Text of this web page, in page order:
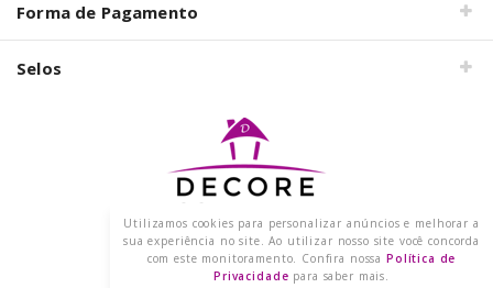
Forma de Pagamento
Selos
Razão Social: DECORE COM PAPEL LTDA
CNPJ: 15.473.249/0001-91
2021 @ Todos os direitos reservados.
Utilizamos cookies para personalizar anúncios e melhorar a
sua experiência no site. Ao utilizar nosso site você concorda
com este monitoramento. Confira nossa Política de
Privacidade para saber mais.